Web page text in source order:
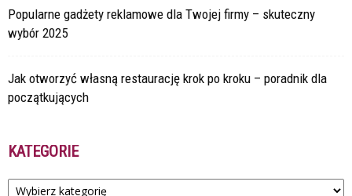
Popularne gadżety reklamowe dla Twojej firmy – skuteczny
wybór 2025
Jak otworzyć własną restaurację krok po kroku – poradnik dla
początkujących
KATEGORIE
Kategorie